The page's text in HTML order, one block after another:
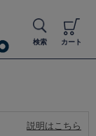
検索 カート
説明はこちら